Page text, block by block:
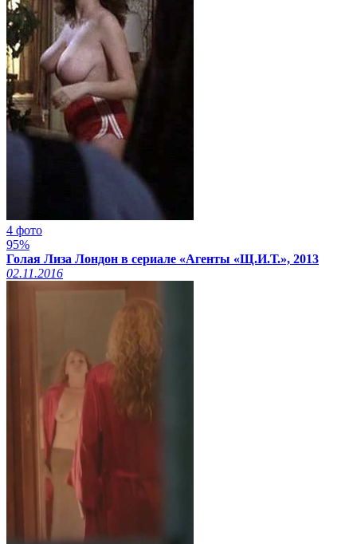
4 фото
95%
Голая Лиза Лондон в сериале «Агенты «Щ.И.Т.», 2013
02.11.2016